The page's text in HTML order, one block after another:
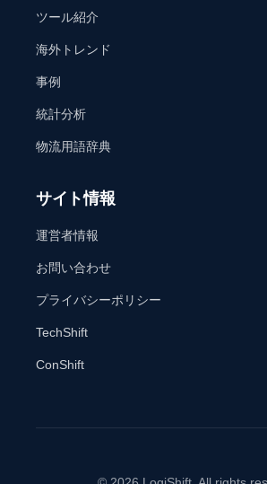
ツール紹介
海外トレンド
事例
統計分析
物流用語辞典
サイト情報
運営者情報
お問い合わせ
プライバシーポリシー
TechShift
ConShift